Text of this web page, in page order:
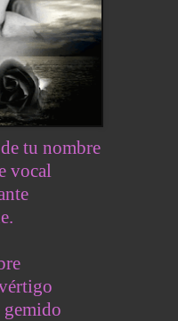
tu nombre
vocal
gemido